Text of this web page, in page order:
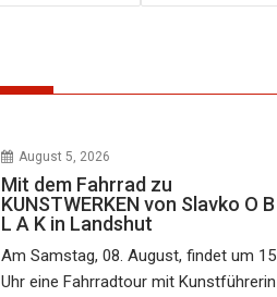
August 5, 2026
Mit dem Fahrrad zu
KUNSTWERKEN von Slavko O B
L A K in Landshut
Am Samstag, 08. August, findet um 15
Uhr eine Fahrradtour mit Kunstführerin